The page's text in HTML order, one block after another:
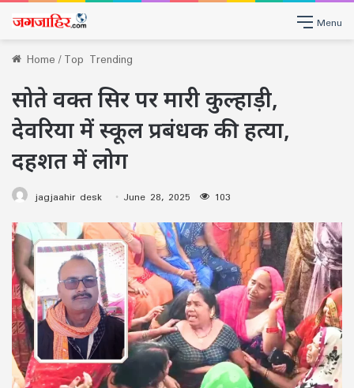
Menu
Home/Top Trending
सोते वक्त सिर पर मारी कुल्हाड़ी,
देवरिया में स्कूल प्रबंधक की हत्या,
दहशत में लोग
jagjaahir desk June 28, 2025 103